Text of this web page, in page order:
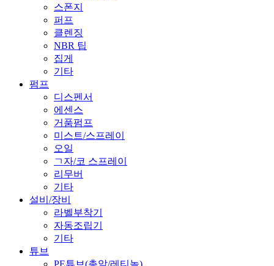
스폰지
퍼프
클렌징
NBR 팁
집게
기타
펌프
디스펜서
에센스
거품펌프
미스트/스프레이
오일
ㄱ자/코 스프레이
리무버
기타
설비/장비
라벨부착기
자동조립기
기타
튜브
PE튜브(총알/레티놀)